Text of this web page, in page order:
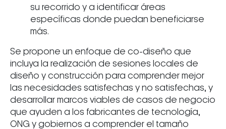
su recorrido y a identificar áreas
específicas donde puedan beneficiarse
más.
Se propone un enfoque de co-diseño que
incluya la realización de sesiones locales de
diseño y construcción para comprender mejor
las necesidades satisfechas y no satisfechas, y
desarrollar marcos viables de casos de negocio
que ayuden a los fabricantes de tecnología,
ONG y gobiernos a comprender el tamaño